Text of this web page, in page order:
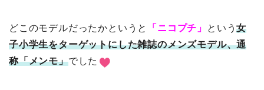
どこのモデルだったかというと 「ニコプチ」 という女
子小学生をターゲットにした雑誌のメンズモデル、通
称「メンモ」でした